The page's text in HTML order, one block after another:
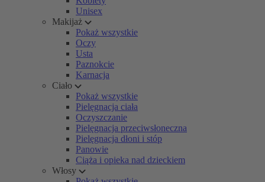
Unisex
Makijaż
Pokaż wszystkie
Oczy
Usta
Paznokcie
Karnacja
Ciało
Pokaż wszystkie
Pielęgnacja ciała
Oczyszczanie
Pielęgnacja przeciwsłoneczna
Pielęgnacja dłoni i stóp
Panowie
Ciąża i opieka nad dzieckiem
Włosy